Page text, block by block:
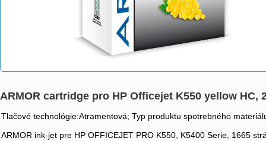
ARMOR cartridge pro HP Officejet K550 yellow HC,
Tlačové technológie:Atramentová; Typ produktu spotrebného
ARMOR ink-jet pre HP OFFICEJET PRO K550, K5400 Serie, 1665